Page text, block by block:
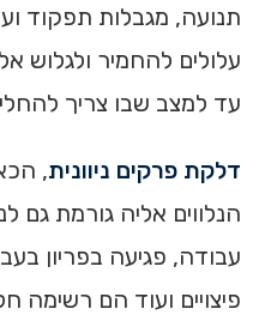
תנועה, מגבלות תפקוד
עלולים להחמיר ולגלוש
עד למצב שבו צריך
דלקת פרקים ניוונית,
הנלווים אליה גורמת גם
עבודה, פגיעה בפריון
פיצויים ועוד הם רשימה